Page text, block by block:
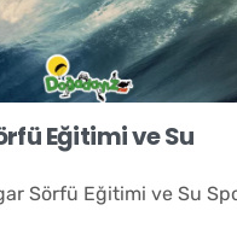
Eğitimi ve Su
Sörfü Eğitimi ve Su